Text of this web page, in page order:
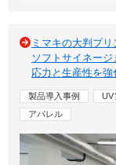
ミマキの大判プ
ソフトサイネー
応力と生産性を
製品導入事例 UV
アパレル